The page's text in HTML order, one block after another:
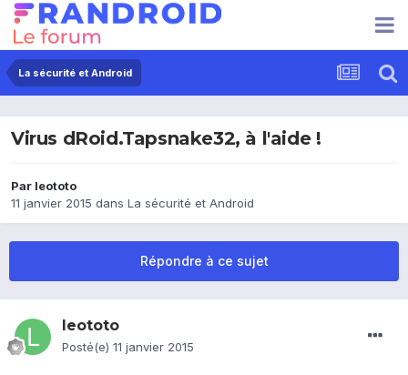
La sécurité et Android
Virus dRoid.Tapsnake32, à l'aide !
Par leototo
11 janvier 2015 dans La sécurité et Android
Répondre à ce sujet
leototo
Posté(e) 11 janvier 2015